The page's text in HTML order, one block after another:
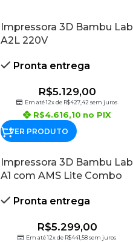
Impressora 3D Bambu Lab
A2L 220V
Pronta entrega
R$5.129,00
Em até 12x de R$427,42 sem juros
R$4.616,10 no PIX
VER PRODUTO
Impressora 3D Bambu Lab
A1 com AMS Lite Combo
Pronta entrega
R$5.299,00
Em até 12x de R$441,58sem juros